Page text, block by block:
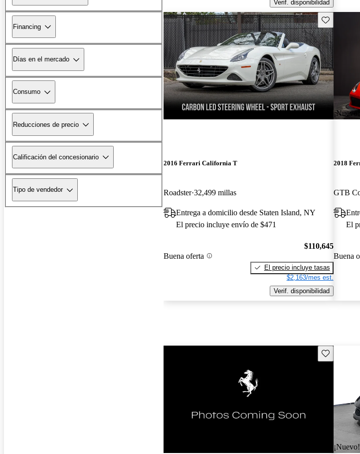
Financing
Días en el mercado
Consumo
Reducciones de precio
Calificación del concesionario
Tipo de vendedor
Verif. disponibilidad
Guarda este
2016 Ferrari California T
Roadster 32,499 millas
Entrega a domicilio desde Staten Island, NY
El precio incluye envío de $471
Buena oferta
$110,645
El precio incluye tasas
$2,163/mes est.
Verif. disponibilidad
¡Nuevo!
2018
GTB
El
Buena
Guarda este
¡Nuevo!